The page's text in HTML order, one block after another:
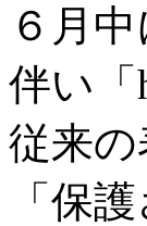
６月
伴い「
従来
「保